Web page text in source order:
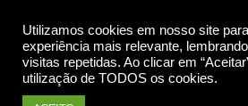
Utilizamos cookies em nosso site
experiência mais relevante,
visitas repetidas. Ao clicar em
utilização de TODOS os cookies.